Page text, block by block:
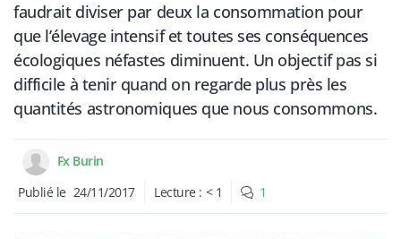
faudrait diviser par deux la consommation pour
que l’élevage intensif et toutes ses conséquences
écologiques néfastes diminuent. Un objectif pas si
difficile à tenir quand on regarde plus près les
quantités astronomiques que nous consommons.
Fx Burin
Publié le 24/11/2017 Lecture : < 1 1